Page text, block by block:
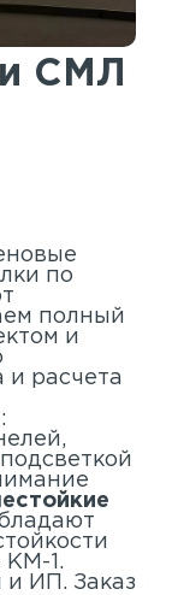
СМЛ
по
полный
и
и расчета
КМ-1.
и ИП. Заказ